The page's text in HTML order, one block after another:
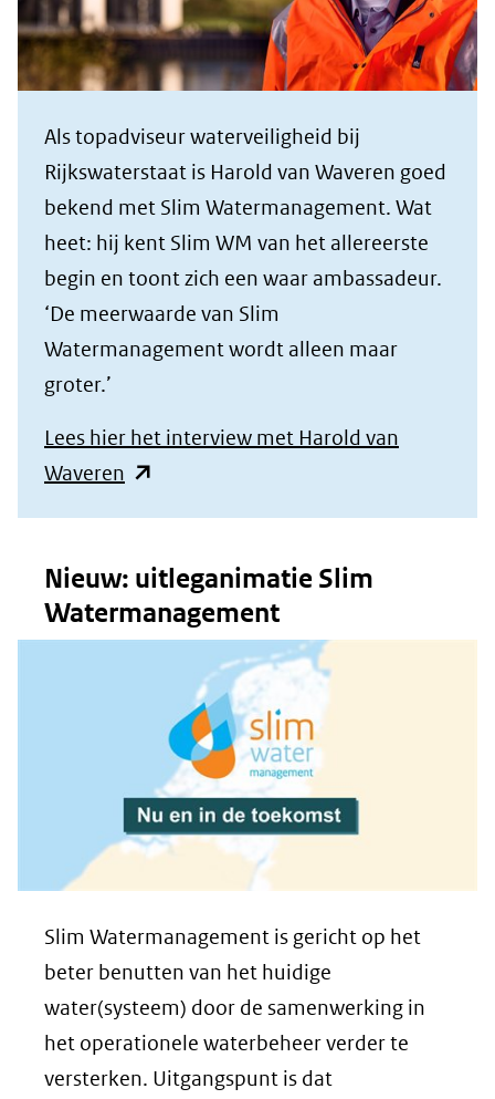
Als topadviseur waterveiligheid bij
Rijkswaterstaat is Harold van Waveren goed
bekend met Slim Watermanagement. Wat
heet: hij kent Slim WM van het allereerste
begin en toont zich een waar ambassadeur.
‘De meerwaarde van Slim
Watermanagement wordt alleen maar
groter.’
Lees hier het interview met Harold van
Waveren (opent
venster)
(verwijst
andere
website)
Nieuw: uitleganimatie Slim
Watermanagement
Slim Watermanagement is gericht op het
beter benutten van het huidige
water(systeem) door de samenwerking in
het operationele waterbeheer verder te
versterken. Uitgangspunt is dat